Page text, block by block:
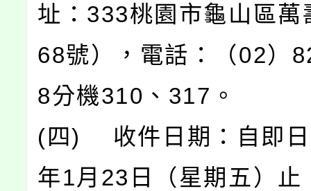
址：333桃園市龜山區萬
68號），電話：（02）
8分機310、317。
(四) 收件日期：自即
年1月23日（星期五）止